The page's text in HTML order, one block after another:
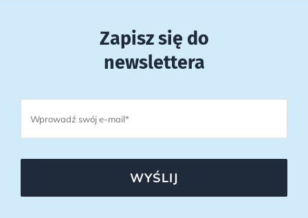
Zapisz się do
newslettera
WYŚLIJ